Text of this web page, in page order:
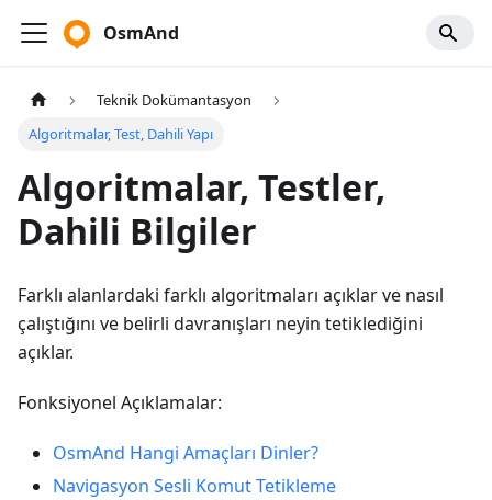
OsmAnd
Teknik Dokümantasyon
Algoritmalar, Test, Dahili Yapı
Algoritmalar, Testler,
Dahili Bilgiler
Farklı alanlardaki farklı algoritmaları açıklar ve nasıl
çalıştığını ve belirli davranışları neyin tetiklediğini
açıklar.
Fonksiyonel Açıklamalar:
OsmAnd Hangi Amaçları Dinler?
Navigasyon Sesli Komut Tetikleme